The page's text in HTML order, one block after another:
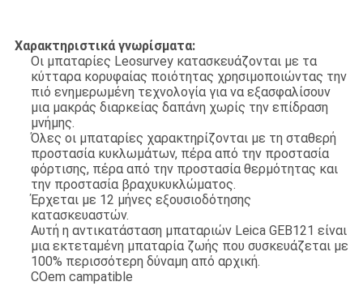
Χαρακτηριστικά γνωρίσματα:
Οι μπαταρίες Leosurvey κατασκευάζονται με τα
κύτταρα κορυφαίας ποιότητας χρησιμοποιώντας την
πιό ενημερωμένη τεχνολογία για να εξασφαλίσουν
μια μακράς διαρκείας δαπάνη χωρίς την επίδραση
μνήμης.
Όλες οι μπαταρίες χαρακτηρίζονται με τη σταθερή
προστασία κυκλωμάτων, πέρα από την προστασία
φόρτισης, πέρα από την προστασία θερμότητας και
την προστασία βραχυκυκλώματος.
Έρχεται με 12 μήνες εξουσιοδότησης
κατασκευαστών.
Αυτή η αντικατάσταση μπαταριών Leica GEB121 είναι
μια εκτεταμένη μπαταρία ζωής που συσκευάζεται με
100% περισσότερη δύναμη από αρχική.
COem campatible